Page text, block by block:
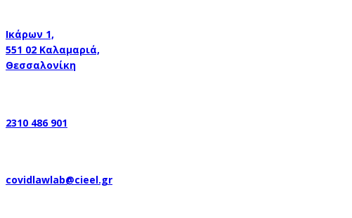
Ικάρων 1,
551 02 Καλαμαριά,
Θεσσαλονίκη
2310 486 901
covidlawlab@cieel.gr